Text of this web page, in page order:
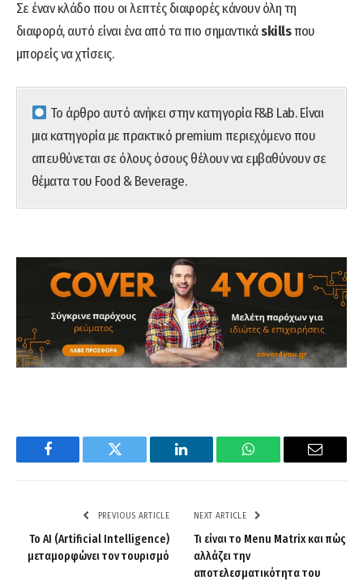
Σε έναν κλάδο που οι λεπτές διαφορές κάνουν όλη τη
διαφορά, αυτό είναι ένα από τα πιο σημαντικάskillsπου
μπορείς να χτίσεις.
Το άρθρο αυτό ανήκει στην κατηγορία F&B Lab. Είναι
μια κατηγορία με πρακτικό premium περιεχόμενο που
απευθύνεται σε όλους όσους θέλουν να εμβαθύνουν σε
θέματα του Food & Beverage.
Facebook Twitter LinkedIn WhatsApp Email
PREVIOUS ARTICLE
Το AI (Artificial Intelligence)
μεταμορφώνει τον τουρισμό
NEXT ARTICLE
Τι είναι το Menu Matrix και πώς
αλλάζει την
αποτελεσματικότητα του